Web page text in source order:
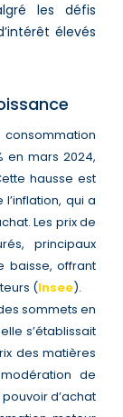
les défis
élevés
consommation
en mars 2024,
hausse est
qui a
Les prix de
principaux
baisse, offrant
(Insee)​​​.
sommets en
s’établissait
des matières
de
d’achat